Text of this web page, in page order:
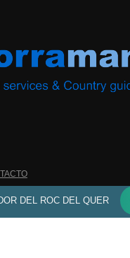
DEL ROC DEL QUER